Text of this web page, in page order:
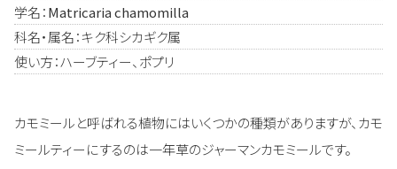
学名：Matricaria chamomilla
科名・属名：キク科シカギク属
使い方：ハーブティー、ポプリ
カモミールと呼ばれる植物にはいくつかの種類がありますが、カモ
ミールティーにするのは一年草のジャーマンカモミールです。